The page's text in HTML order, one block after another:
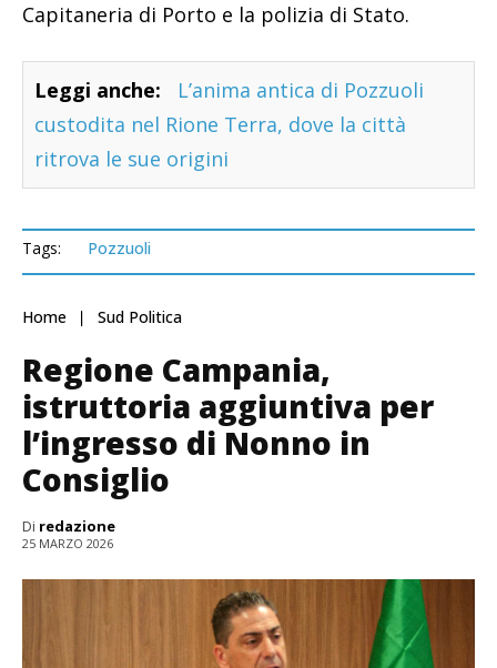
Capitaneria di Porto e la polizia di Stato.
Leggi anche:
L’anima antica di Pozzuoli
custodita nel Rione Terra, dove la città
ritrova le sue origini
Tags: Pozzuoli
Home Sud Politica
Regione Campania,
istruttoria aggiuntiva per
l’ingresso di Nonno in
Consiglio
Di redazione
25 MARZO 2026